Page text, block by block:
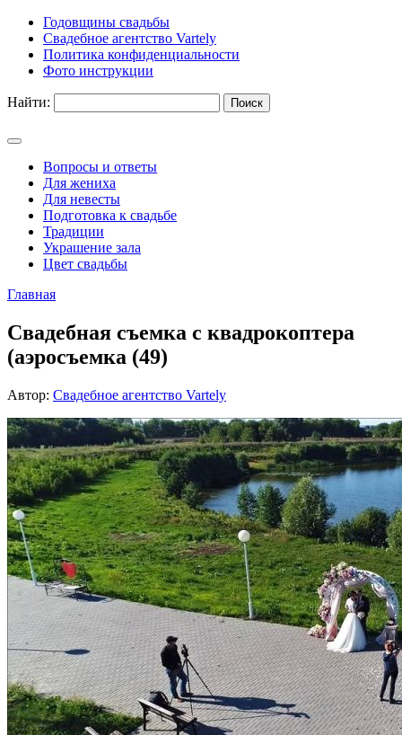
Годовщины свадьбы
Свадебное агентство Vartely
Политика конфиденциальности
Фото инструкции
Найти:
Вопросы и ответы
Для жениха
Для невесты
Подготовка к свадьбе
Традиции
Украшение зала
Цвет свадьбы
Главная
Свадебная съемка с квадрокоптера
(аэросъемка (49)
Автор: Свадебное агентство Vartely